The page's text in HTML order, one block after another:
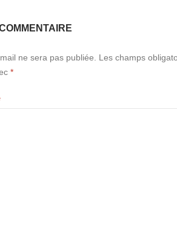
ne sera pas publiée. Les champs
*